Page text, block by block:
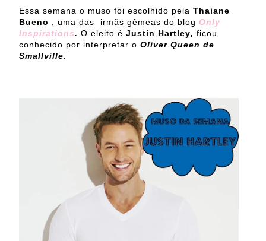
Essa semana o muso foi escolhido pela Thaiane
Bueno
, uma das irmãs gêmeas do blog Only
Inspirations. O eleito é Justin Hartley, ficou
conhecido por interpretar o Oliver Queen de
Smallville.